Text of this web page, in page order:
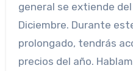
general se extiende del
Diciembre. Durante
prolongado, tendrás
precios del año.